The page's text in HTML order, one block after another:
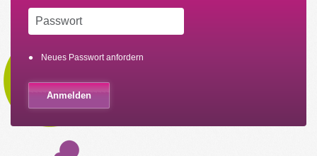
Neues Passwort anfordern